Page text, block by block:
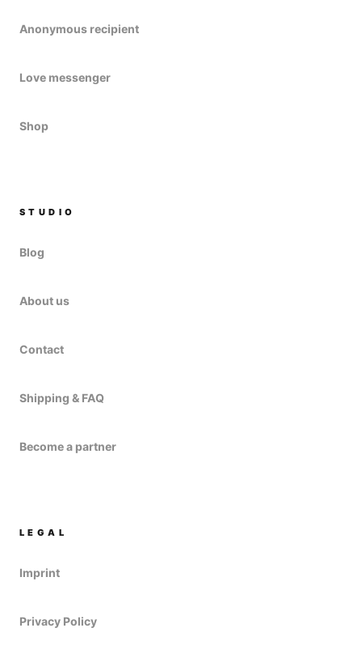
Anonymous recipient
Love messenger
Shop
STUDIO
Blog
About us
Contact
Shipping & FAQ
Become a partner
LEGAL
Imprint
Privacy Policy